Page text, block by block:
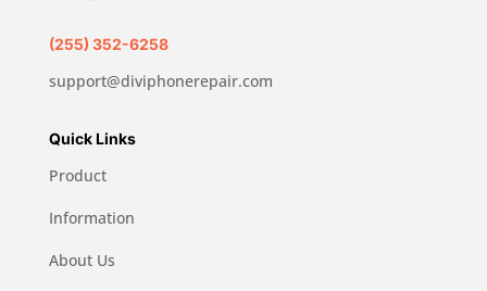
(255) 352-6258
support@diviphonerepair.com
Quick Links
Product
Information
About Us